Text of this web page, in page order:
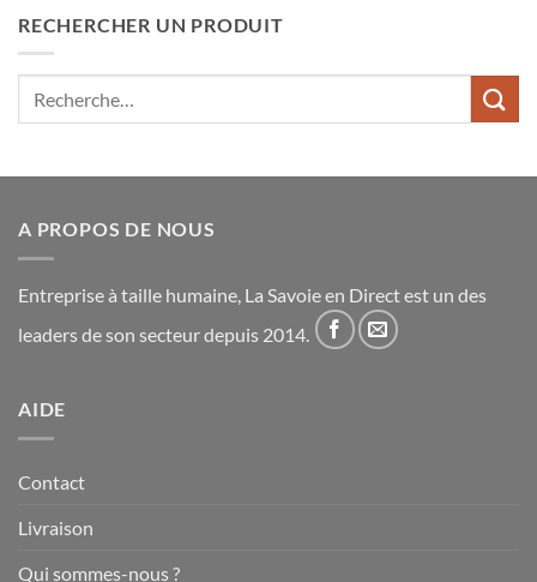
RECHERCHER UN PRODUIT
A PROPOS DE NOUS
Entreprise à taille humaine, La Savoie en Direct est un des
leaders de son secteur depuis 2014.
AIDE
Contact
Livraison
Qui sommes-nous ?